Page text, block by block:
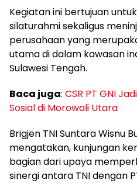
Kegiatan ini bertujuan
silaturahmi sekaligus
perusahaan yang
utama di dalam kawasan
Sulawesi Tengah.
Baca juga: CSR PT GNI
Sosial di Morowali Utara
Brigjen TNI Suntara Wisnu
mengatakan, kunjungan
bagian dari upaya
sinergi antara TNI dengan